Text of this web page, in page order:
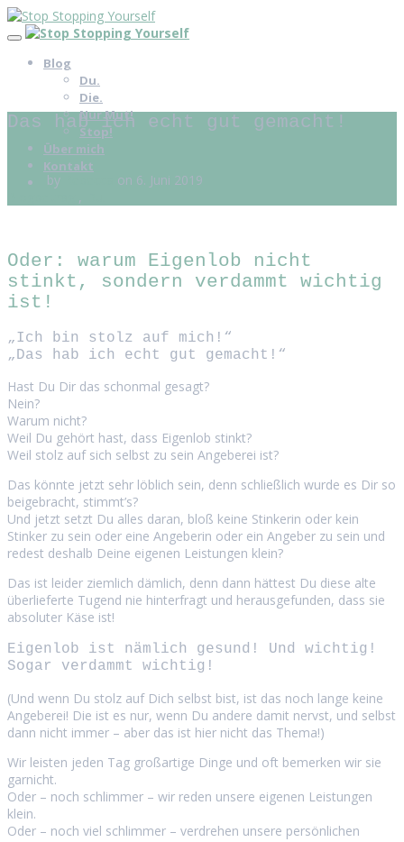
Blog
Du.
Die.
Nur Mut!
Stop!
Über mich
Kontakt
Das hab ich echt gut gemacht!
by
on 6. Juni 2019
,
Oder: warum Eigenlob nicht
stinkt, sondern verdammt wichtig
ist!
„Ich bin stolz auf mich!“
„Das hab ich echt gut gemacht!“
Hast Du Dir das schonmal gesagt?
Nein?
Warum nicht?
Weil Du gehört hast, dass Eigenlob stinkt?
Weil stolz auf sich selbst zu sein Angeberei ist?
Das könnte jetzt sehr löblich sein, denn schließlich wurde es Dir so
beigebracht, stimmt’s?
Und jetzt setzt Du alles daran, bloß keine Stinkerin oder kein
Stinker zu sein oder eine Angeberin oder ein Angeber zu sein und
redest deshalb Deine eigenen Leistungen klein?
Das ist leider ziemlich dämlich, denn dann hättest Du diese alte
überlieferte Tugend nie hinterfragt und herausgefunden, dass sie
absoluter Käse ist!
Eigenlob ist nämlich gesund! Und wichtig!
Sogar verdammt wichtig!
(Und wenn Du stolz auf Dich selbst bist, ist das noch lange keine
Angeberei! Die ist es nur, wenn Du andere damit nervst, und selbst
dann nicht immer – aber das ist hier nicht das Thema!)
Wir leisten jeden Tag großartige Dinge und oft bemerken wir sie
garnicht.
Oder – noch schlimmer – wir reden unsere eigenen Leistungen
klein.
Oder – noch viel schlimmer – verdrehen unsere persönlichen